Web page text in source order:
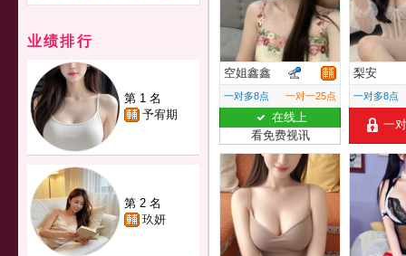
业绩排行
第 1 名
予宥期
第 2 名
玖妍
空姐鑫鑫
一对多8点 一对一25点
在线上
看免费视讯
梨安
一对多8点
一